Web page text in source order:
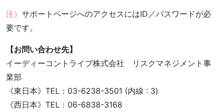
注） サポートページへのアクセスにはID／パスワードが必
要です。
【お問い合わせ先】
イーディーコントライブ株式会社 リスクマネジメント事
業部
《東日本》TEL：03-6238-3501 (内線 : 3)
《西日本》TEL：06-6838-3168